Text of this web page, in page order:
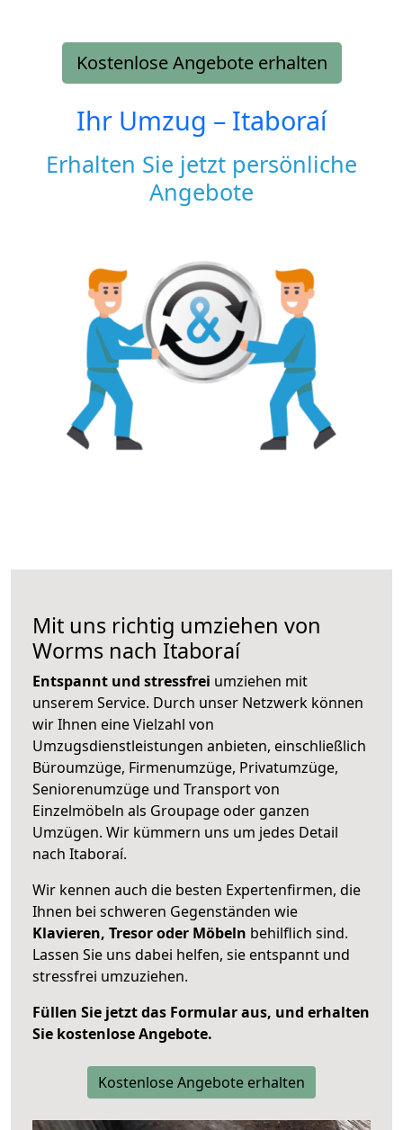
Kostenlose Angebote erhalten
Ihr Umzug – Itaboraí
Erhalten Sie jetzt persönliche
Angebote
Mit uns richtig umziehen von
Worms nach Itaboraí
Entspannt und stressfrei umziehen mit
unserem Service. Durch unser Netzwerk können
wir Ihnen eine Vielzahl von
Umzugsdienstleistungen anbieten, einschließlich
Büroumzüge, Firmenumzüge, Privatumzüge,
Seniorenumzüge und Transport von
Einzelmöbeln als Groupage oder ganzen
Umzügen. Wir kümmern uns um jedes Detail
nach Itaboraí.
Wir kennen auch die besten Expertenfirmen, die
Ihnen bei schweren Gegenständen wie
Klavieren, Tresor oder Möbeln behilflich sind.
Lassen Sie uns dabei helfen, sie entspannt und
stressfrei umzuziehen.
Füllen Sie jetzt das Formular aus, und erhalten
Sie kostenlose Angebote.
Kostenlose Angebote erhalten